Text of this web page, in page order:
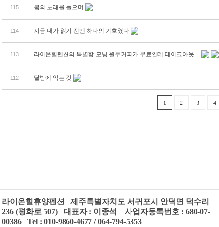
115 봄의 노래를 들으며
114 지금 내가 읽기 전엔 하나의 기호였다
113 라이온힐펜션의 특별함-모닝 원두커피가 무료인데 테이크아웃…
112 달밤에 익는 것
1 2 3 4
라이온힐휴양펜션 제주특별자치도 서귀포시 안덕면 덕수리
236 (평화로 507) 대표자 : 이종석 사업자등록번호 : 680-07-
00386 Tel : 010-9860-4677 / 064-794-5353